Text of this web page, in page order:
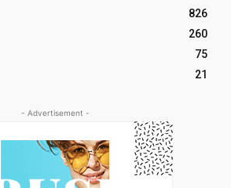
826
260
75
21
- Advertisement -